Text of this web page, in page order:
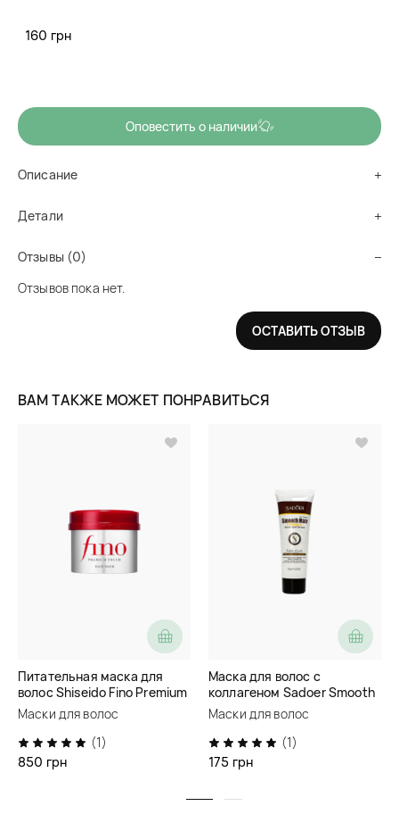
160 грн
эластичность и блеск.
Оповестить о наличии
Описание
Детали
Отзывы (0)
Отзывов пока нет.
ОСТАВИТЬ ОТЗЫВ
ВАМ ТАКЖЕ МОЖЕТ ПОНРАВИТЬСЯ
Питательная маска для
волос Shiseido Fino Premium
Touch Hair Mask
Маски для волос
(1)
850 грн
Маска для волос с
коллагеном Sadoer Smooth
Hair Collagen Nourish Repair
Hair Mask
Маски для волос
(1)
175 грн